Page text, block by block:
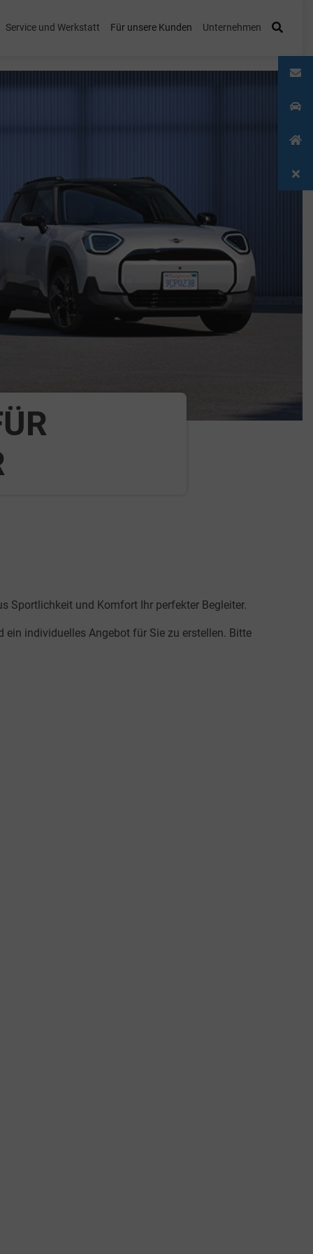
Service und Werkstatt Für unsere Kunden Unternehmen
Sportlichkeit und Komfort Ihr perfekter Begleiter.
ein individuelles Angebot für Sie zu erstellen. Bitte